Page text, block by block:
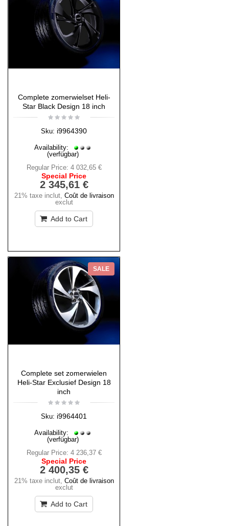
Complete zomerwielset Heli-
Star Black Design 18 inch
Sku: i9964390
Availability:
(verfügbar)
Regular Price: 4 032,65 €
Special Price
2 345,61 €
21% taxe inclut, Coût de livraison
exclut
Add to Cart
SALE
Complete set zomerwielen
Heli-Star Exclusief Design 18
inch
Sku: i9964401
Availability:
(verfügbar)
Regular Price: 4 236,37 €
Special Price
2 400,35 €
21% taxe inclut, Coût de livraison
exclut
Add to Cart